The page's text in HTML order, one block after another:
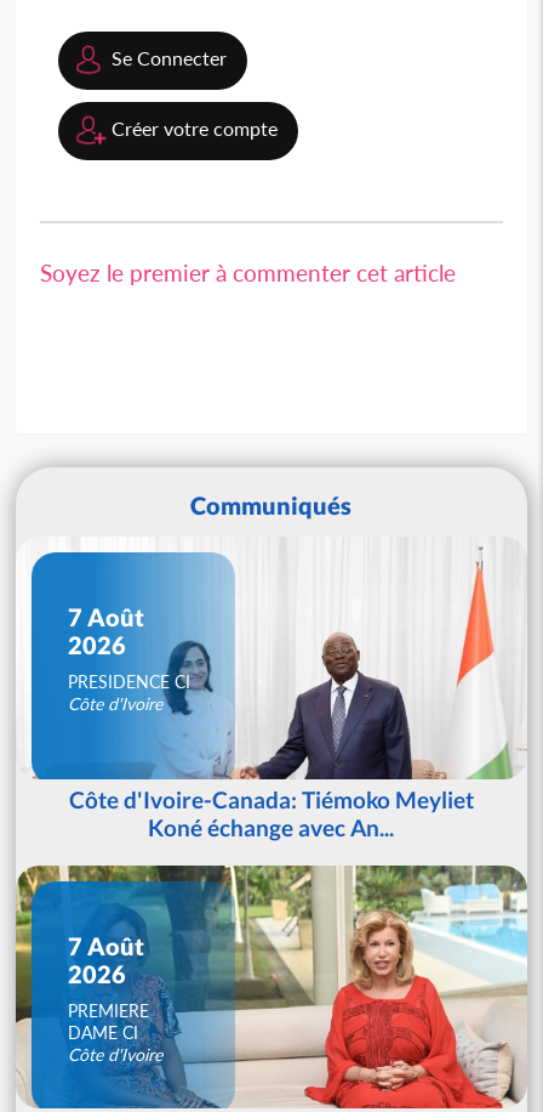
Se Connecter
Créer votre compte
Soyez le premier à commenter cet article
Communiqués
7 Août
2026
PRESIDENCE CI
Côte d'Ivoire
Côte d'Ivoire-Canada: Tiémoko Meyliet
Koné échange avec An...
7 Août
2026
PREMIERE
DAME CI
Côte d'Ivoire